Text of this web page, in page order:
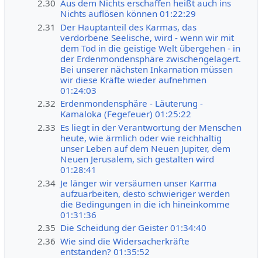
2.30 Aus dem Nichts erschaffen heißt auch ins
Nichts auflösen können 01:22:29
2.31 Der Hauptanteil des Karmas, das
verdorbene Seelische, wird - wenn wir mit
dem Tod in die geistige Welt übergehen - in
der Erdenmondensphäre zwischengelagert.
Bei unserer nächsten Inkarnation müssen
wir diese Kräfte wieder aufnehmen
01:24:03
2.32 Erdenmondensphäre - Läuterung -
Kamaloka (Fegefeuer) 01:25:22
2.33 Es liegt in der Verantwortung der Menschen
heute, wie ärmlich oder wie reichhaltig
unser Leben auf dem Neuen Jupiter, dem
Neuen Jerusalem, sich gestalten wird
01:28:41
2.34 Je länger wir versäumen unser Karma
aufzuarbeiten, desto schwieriger werden
die Bedingungen in die ich hineinkomme
01:31:36
2.35 Die Scheidung der Geister 01:34:40
2.36 Wie sind die Widersacherkräfte
entstanden? 01:35:52